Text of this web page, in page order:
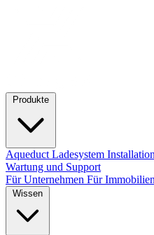
Aqueduct Ladesystem
Wartung und Support
Für Unternehmen Für